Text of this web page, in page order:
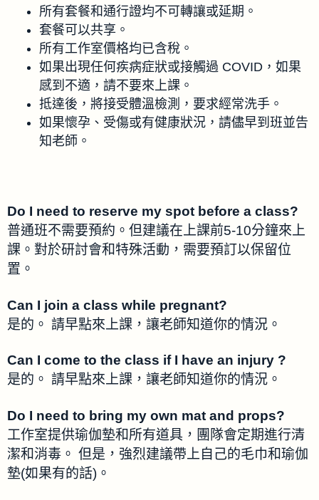
所有套餐和通行證均不可轉讓或延期。
套餐可以共享。
所有工作室價格均已含稅。
如果出現任何疾病症狀或接觸過 COVID，如果
感到不適，請不要來上課。
抵達後，將接受體溫檢測，要求經常洗手。
如果懷孕、受傷或有健康狀況，請儘早到班並告
知老師。
Do I need to reserve my spot before a class?
普通班不需要預約。但建議在上課前5-10分鐘來上
課。對於研討會和特殊活動，需要預訂以保留位
置。
Can I join a class while pregnant?
是的。 請早點來上課，讓老師知道你的情況。
Can I come to the class if I have an injury ?
是的。 請早點來上課，讓老師知道你的情況。
Do I need to bring my own mat and props?
工作室提供瑜伽墊和所有道具，團隊會定期進行清
潔和消毒。 但是，強烈建議帶上自己的毛巾和瑜伽
墊(如果有的話)。